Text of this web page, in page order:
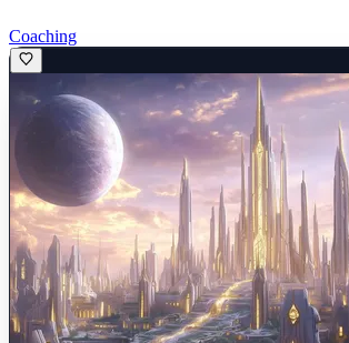
Coaching